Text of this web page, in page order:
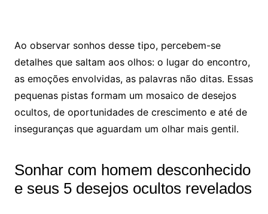
Ao observar sonhos desse tipo, percebem-se
detalhes que saltam aos olhos: o lugar do encontro,
as emoções envolvidas, as palavras não ditas. Essas
pequenas pistas formam um mosaico de desejos
ocultos, de oportunidades de crescimento e até de
inseguranças que aguardam um olhar mais gentil.
Sonhar com homem desconhecido
e seus 5 desejos ocultos revelados